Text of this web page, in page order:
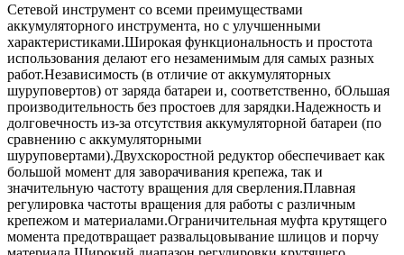
Сетевой инструмент со всеми преимуществами
аккумуляторного инструмента, но с улучшенными
характеристиками.Широкая функциональность и простота
использования делают его незаменимым для самых разных
работ.Независимость (в отличие от аккумуляторных
шуруповертов) от заряда батареи и, соответственно, бОльшая
производительность без простоев для зарядки.Надежность и
долговечность из-за отсутствия аккумуляторной батареи (по
сравнению с аккумуляторными
шуруповертами).Двухскоростной редуктор обеспечивает как
большой момент для заворачивания крепежа, так и
значительную частоту вращения для сверления.Плавная
регулировка частоты вращения для работы с различным
крепежом и материалами.Ограничительная муфта крутящего
момента предотвращает развальцовывание шлицов и порчу